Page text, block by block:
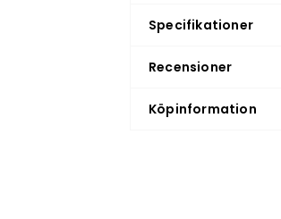
Specifikationer
Recensioner
Köpinformation